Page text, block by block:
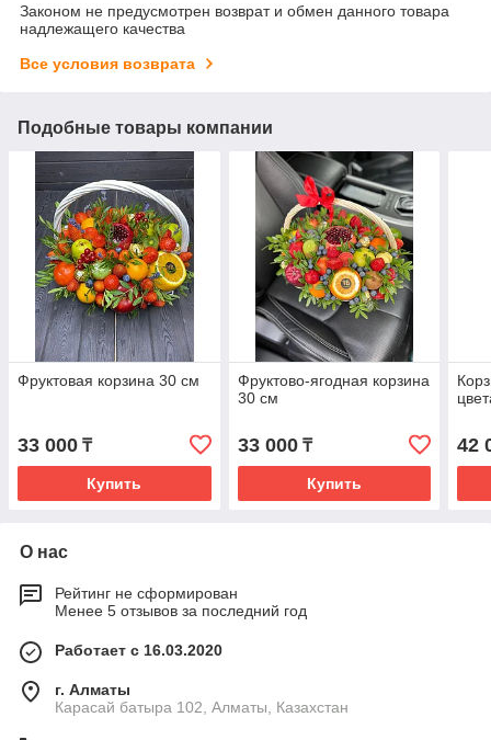
Законом не предусмотрен возврат и обмен данного товара
надлежащего качества
Все условия возврата
Подобные товары компании
Фруктовая корзина 30 см
33 000 ₸
Купить
Фруктово-ягодная корзина
30 см
33 000₸
Купить
42
О нас
Рейтинг не сформирован
Менее 5 отзывов за последний год
Работает с 16.03.2020
г. Алматы
Карасай батыра 102, Алматы, Казахстан